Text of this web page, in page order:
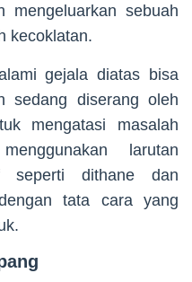
sebuah
kecoklatan.
gejala diatas bisa
sedang diserang oleh
mengatasi masalah
larutan
seperti dithane dan
tata cara yang